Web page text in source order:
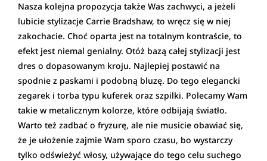
Nasza kolejna propozycja także Was zachwyci, a jeżeli
lubicie stylizacje Carrie Bradshaw, to wręcz się w niej
zakochacie. Choć oparta jest na totalnym kontraście, to
efekt jest niemal genialny. Otóż bazą całej stylizacji jest
dres o dopasowanym kroju. Najlepiej postawić na
spodnie z paskami i podobną bluzę. Do tego elegancki
zegarek i torba typu kuferek oraz szpilki. Polecamy Wam
takie w metalicznym kolorze, które odbijają światło.
Warto też zadbać o fryzurę, ale nie musicie obawiać się,
że je ułożenie zajmie Wam sporo czasu, bo wystarczy
tylko odświeżyć włosy, używające do tego celu suchego